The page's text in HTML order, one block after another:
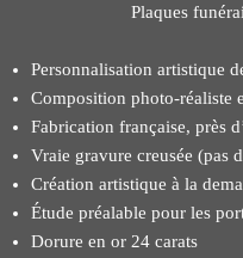
Plaques
Personnalisation artistique
Composition photo-réaliste
Fabrication française, près
Vraie gravure creusée (pas
Création artistique à la
Étude préalable pour les
Dorure en or 24 carats